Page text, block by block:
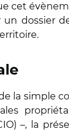
cet
dossier
la simple
–, la